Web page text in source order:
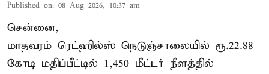
Published on: 08 Aug 2026, 10:37 am
சென்னை,
மாதவரம் ரெட்ஹில்ஸ் நெடுஞ்சாலையில் ரூ.22.88
கோடி மதிப்பீட்டில் 1,450 மீட்டர் நீளத்தில்